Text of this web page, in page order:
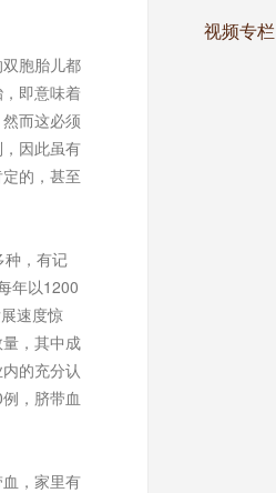
胞胎儿都
即意味着
而这必须
因此虽有
的，甚至
，有记
年以1200
速度惊
，其中成
的充分认
，脐带血
，家里有
视频专栏